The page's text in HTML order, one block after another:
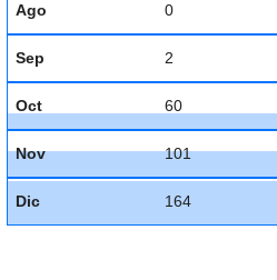
Ago 0
Sep 2
Oct 60
Nov 101
Dic 164